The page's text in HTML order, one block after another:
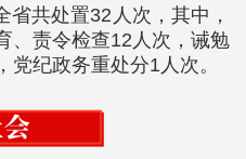
共处置32人次，其中，
、责令检查12人次，诫勉
纪政务重处分1人次。